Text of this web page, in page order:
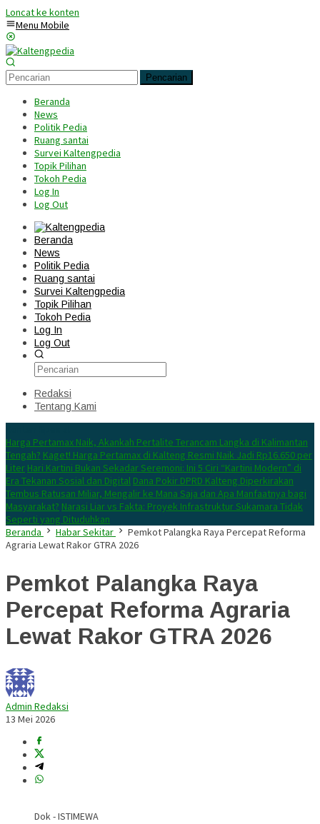
Loncat ke konten
Menu Mobile
Pencarian
Beranda
News
Politik Pedia
Ruang santai
Survei Kaltengpedia
Topik Pilihan
Tokoh Pedia
Log In
Log Out
Beranda
News
Politik Pedia
Ruang santai
Survei Kaltengpedia
Topik Pilihan
Tokoh Pedia
Log In
Log Out
Redaksi
Tentang Kami
Harga Pertamax Naik, Akankah Pertalite Terancam Langka di Kalimantan
Tengah? Kaget! Harga Pertamax di Kalteng Resmi Naik Jadi Rp16.650 per
Liter Hari Kartini Bukan Sekadar Seremoni: Ini 5 Ciri “Kartini Modern” di
Era Tekanan Sosial dan Digital Dana Pokir DPRD Kalteng Diperkirakan
Tembus Ratusan Miliar, Mengalir ke Mana Saja dan Apa Manfaatnya bagi
Masyarakat? Narasi Liar vs Fakta: Proyek Infrastruktur Sukamara Tidak
Seperti yang Dituduhkan
Beranda
Habar Sekitar
Pemkot Palangka Raya Percepat Reforma
Agraria Lewat Rakor GTRA 2026
Pemkot Palangka Raya
Percepat Reforma Agraria
Lewat Rakor GTRA 2026
Admin Redaksi
13 Mei 2026
Dok - ISTIMEWA